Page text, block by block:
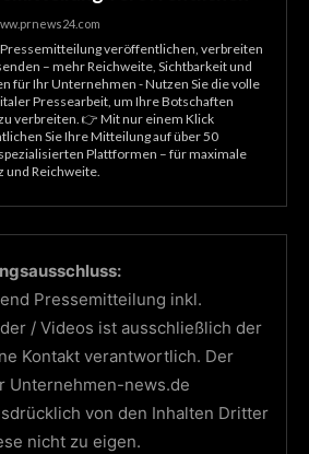
veröffentlichen, verbreiten
– mehr Reichweite, Sichtbarkeit und
für Ihr Unternehmen - Nutzen Sie die volle
Pressearbeit, um Ihre Botschaften
verbreiten. 👉 Mit nur einem Klick
Sie Ihre Mitteilung auf über 50
Plattformen – für maximale
und Reichweite.
Pressemitteilung inkl.
/ Videos ist ausschließlich der
Kontakt verantwortlich. Der
Unternehmen-news.de
von den Inhalten Dritter
nicht zu eigen.